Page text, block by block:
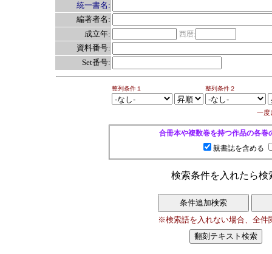
統一書名:
編著者名:
成立年:
西暦:
資料番号:
Set番号:
整列条件１ 整列条件２
一度
合冊本や複数巻を持つ作品の各
親書誌を含める
検索条件を入れたら
※検索語を入れない場合、全件